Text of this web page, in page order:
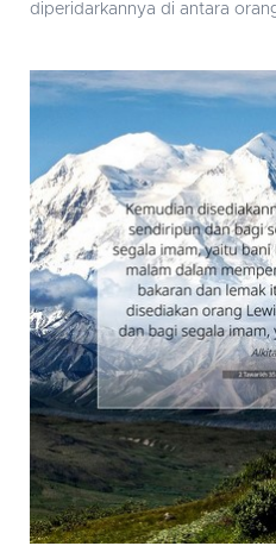
diperidarkannya di antara